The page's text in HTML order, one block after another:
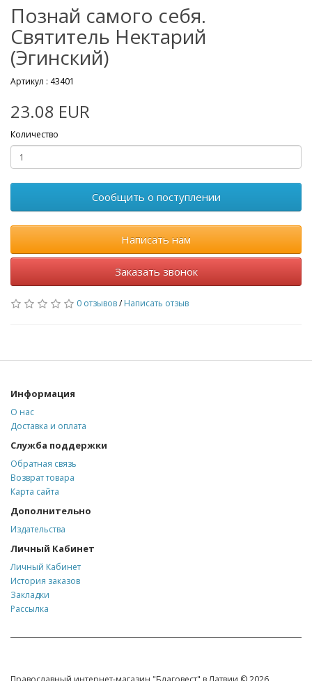
Познай самого себя.
Святитель Нектарий
(Эгинский)
Артикул : 43401
23.08 EUR
Количество
Сообщить о поступлении
Написать нам
Заказать звонок
0 отзывов/Написать отзыв
Информация
О нас
Доставка и оплата
Служба поддержки
Обратная связь
Возврат товара
Карта сайта
Дополнительно
Издательства
Личный Кабинет
Личный Кабинет
История заказов
Закладки
Рассылка